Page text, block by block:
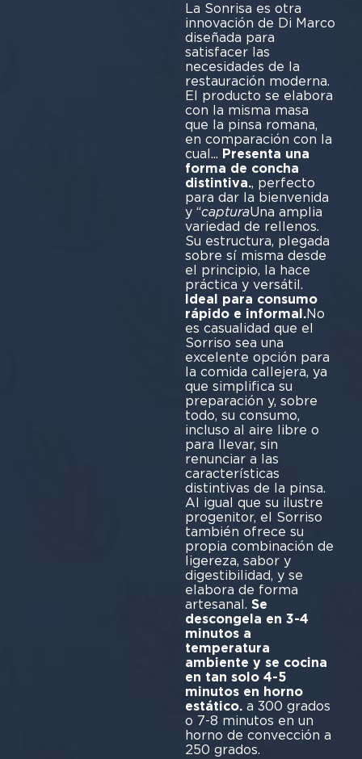
La Sonrisa es otra
innovación de Di Marco
diseñada para
satisfacer las
necesidades de la
restauración moderna.
El producto se elabora
con la misma masa
que la pinsa romana,
en comparación con la
cual... Presenta una
forma de concha
distintiva., perfecto
para dar la bienvenida
y “capturaUna amplia
variedad de rellenos.
Su estructura, plegada
sobre sí misma desde
el principio, la hace
práctica y versátil.
Ideal para consumo
rápido e informal.No
es casualidad que el
Sorriso sea una
excelente opción para
la comida callejera, ya
que simplifica su
preparación y, sobre
todo, su consumo,
incluso al aire libre o
para llevar, sin
renunciar a las
características
distintivas de la pinsa.
Al igual que su ilustre
progenitor, el Sorriso
también ofrece su
propia combinación de
ligereza, sabor y
digestibilidad, y se
elabora de forma
artesanal. Se
descongela en 3-4
minutos a
temperatura
ambiente y se cocina
en tan solo 4-5
minutos en horno
estático.a 300 grados
o 7-8 minutos en un
horno de convección a
250 grados.